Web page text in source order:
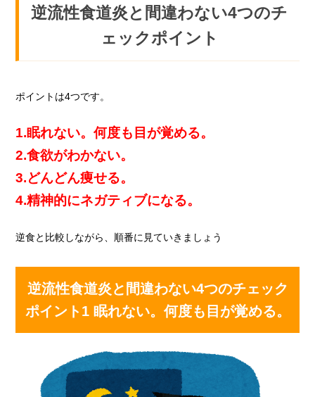
逆流性食道炎と間違わない4つのチ
ェックポイント
ポイントは4つです。
1.眠れない。何度も目が覚める。
2.食欲がわかない。
3.どんどん痩せる。
4.精神的にネガティブになる。
逆食と比較しながら、順番に見ていきましょう
逆流性食道炎と間違わない4つのチェック
ポイント1 眠れない。何度も目が覚める。